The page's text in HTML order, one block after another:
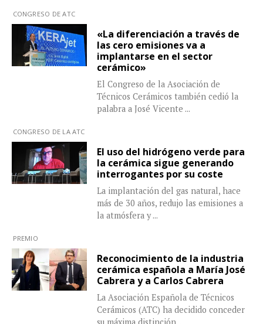
CONGRESO DE ATC
«La diferenciación a través de
las cero emisiones va a
implantarse en el sector
cerámico»
El Congreso de la Asociación de
Técnicos Cerámicos también cedió la
palabra a José Vicente ...
CONGRESO DE LA ATC
El uso del hidrógeno verde para
la cerámica sigue generando
interrogantes por su coste
La implantación del gas natural, hace
más de 30 años, redujo las emisiones a
la atmósfera y...
PREMIO
Reconocimiento de la industria
cerámica española a María José
Cabrera y a Carlos Cabrera
La Asociación Española de Técnicos
Cerámicos (ATC) ha decidido conceder